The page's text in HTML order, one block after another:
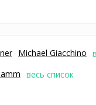
Michael Giacchino
весь список